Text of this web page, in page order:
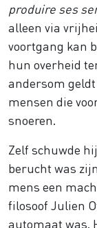
produire ses
alleen via
voortgang kan
hun overheid
andersom geldt
mensen die
snoeren.
Zelf schuwde
berucht was
mens een
filosoof Julien
automaat was.